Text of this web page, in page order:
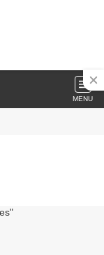
MENU